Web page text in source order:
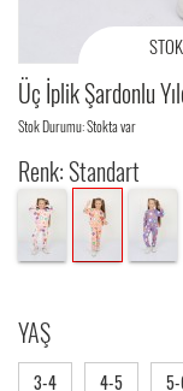
Üç İplik Şardonlu
Stok Durumu: Stokta var
Renk: Standart
YAŞ
3-4 4-5